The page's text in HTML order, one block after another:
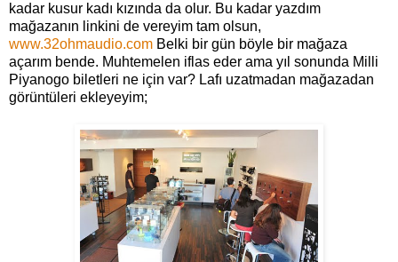
kadar kusur kadı kızında da olur. Bu kadar yazdım
mağazanın linkini de vereyim tam olsun,
www.32ohmaudio.com Belki bir gün böyle bir mağaza
açarım bende. Muhtemelen iflas eder ama yıl sonunda Milli
Piyanogo biletleri ne için var? Lafı uzatmadan mağazadan
görüntüleri ekleyeyim;